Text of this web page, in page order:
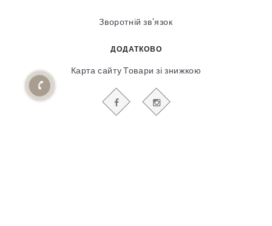
Зворотній зв’язок
ДОДАТКОВО
Карта сайту Товари зі знижкою